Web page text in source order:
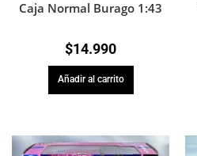
Caja Normal Burago 1:43
$14.990
Añadir al carrito